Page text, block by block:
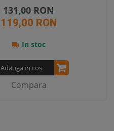
131,00 RON
119,00 RON
In stoc
Adauga in cos
Compara